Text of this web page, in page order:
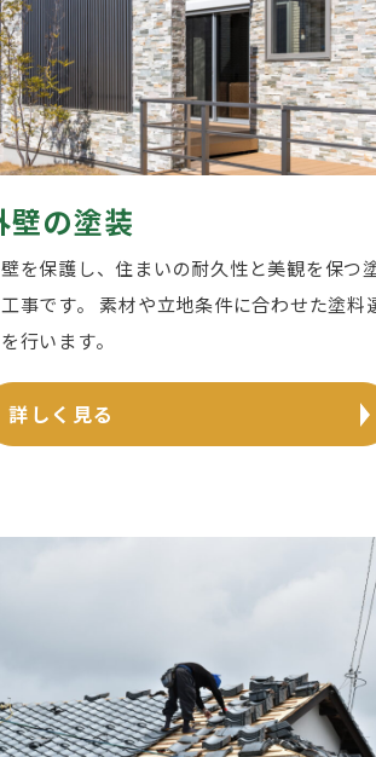
壁の塗装
を保護し、住まいの耐久性と美観を保つ
事です。 素材や立地条件に合わせた塗料
行います。
詳しく見る